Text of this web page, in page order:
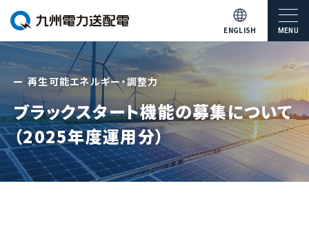
ENGLISH MENU
再生可能エネルギー・調整力
ブラックスタート機能の募集について
（2025年度運用分）